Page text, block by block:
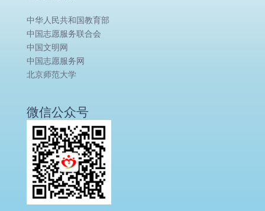
中华人民共和国教育部
中国志愿服务联合会
中国文明网
中国志愿服务网
北京师范大学
微信公众号